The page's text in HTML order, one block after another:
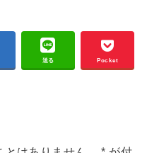
送る Pocket